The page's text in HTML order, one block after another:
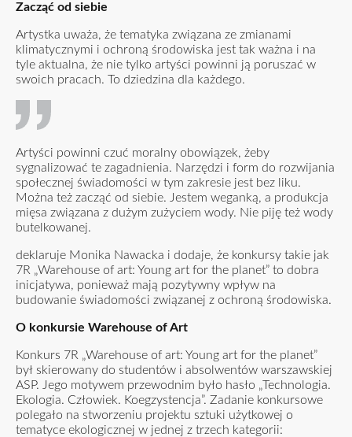
Zacząć od siebie
Artystka uważa, że tematyka związana ze zmianami
klimatycznymi i ochroną środowiska jest tak ważna i na
tyle aktualna, że nie tylko artyści powinni ją poruszać w
swoich pracach. To dziedzina dla każdego.
Artyści powinni czuć moralny obowiązek, żeby
sygnalizować te zagadnienia. Narzędzi i form do rozwijania
społecznej świadomości w tym zakresie jest bez liku.
Można też zacząć od siebie. Jestem weganką, a produkcja
mięsa związana z dużym zużyciem wody. Nie piję też wody
butelkowanej.
deklaruje Monika Nawacka i dodaje, że konkursy takie jak
7R „Warehouse of art: Young art for the planet” to dobra
inicjatywa, ponieważ mają pozytywny wpływ na
budowanie świadomości związanej z ochroną środowiska.
O konkursie Warehouse of Art
Konkurs 7R „Warehouse of art: Young art for the planet”
był skierowany do studentów i absolwentów warszawskiej
ASP. Jego motywem przewodnim było hasło „Technologia.
Ekologia. Człowiek. Koegzystencja”. Zadanie konkursowe
polegało na stworzeniu projektu sztuki użytkowej o
tematyce ekologicznej w jednej z trzech kategorii: